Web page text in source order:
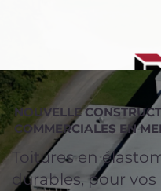
NOUVELLE
COMMERCIALES EN
Toitures en
durables, pour vos